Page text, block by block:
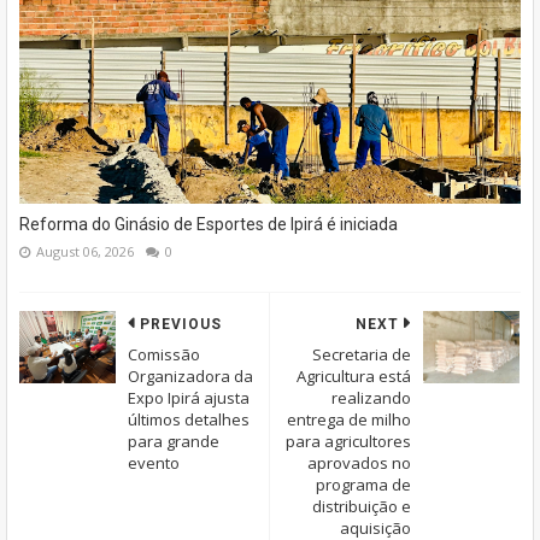
Reforma do Ginásio de Esportes de Ipirá é iniciada
August 06, 2026 0
NEXT
Secretaria de
Agricultura está
realizando
entrega de milho
para agricultores
aprovados no
programa de
distribuição e
aquisição
PREVIOUS
Comissão
Organizadora da
Expo Ipirá ajusta
últimos detalhes
para grande
evento